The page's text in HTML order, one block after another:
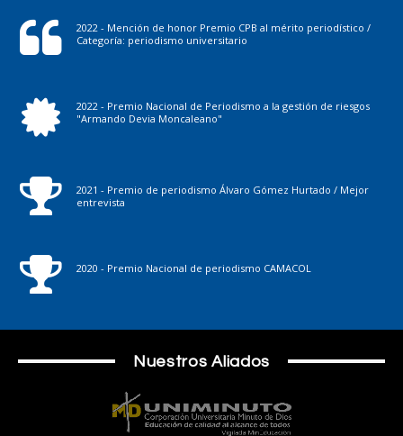
2022 - Mención de honor Premio CPB al mérito periodístico /
Categoría: periodismo universitario
2022 - Premio Nacional de Periodismo a la gestión de riesgos
"Armando Devia Moncaleano"
2021 - Premio de periodismo Álvaro Gómez Hurtado / Mejor
entrevista
2020 - Premio Nacional de periodismo CAMACOL
Nuestros Aliados